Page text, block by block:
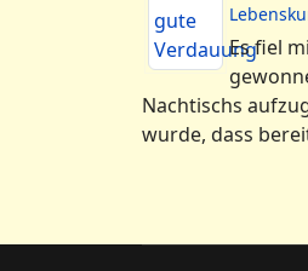
Es fiel
Nachtischs
wurde, dass